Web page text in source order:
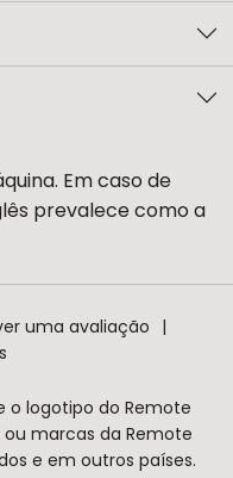
Em caso de
prevalece como a
uma avaliação
o logotipo do Remote
marcas da Remote
e em outros países.